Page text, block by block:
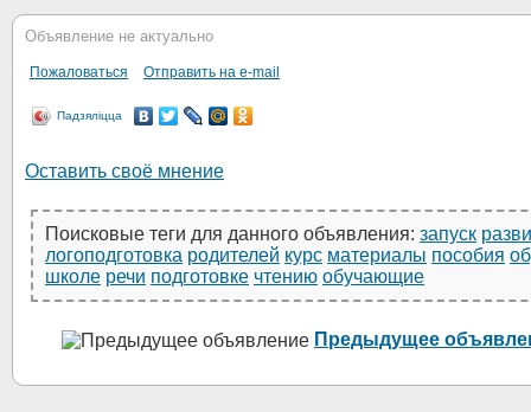
Объявление не актуально
Пожаловаться Отправить на e-mail
Падзяліцца
Оставить своё мнение
Поисковые теги для данного объявления: запуск
логоподготовка родителей курс материалы пособия
школе речи подготовке чтению обучающие
Предыдущее